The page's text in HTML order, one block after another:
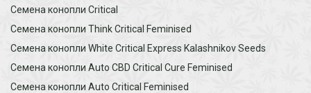
Семена конопли Critical
Семена конопли Think Critical Feminised
Семена конопли White Critical Express Kalashnikov Seeds
Семена конопли Auto CBD Critical Cure Feminised
Семена конопли Auto Critical Feminised